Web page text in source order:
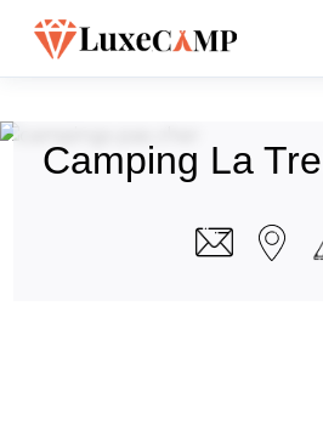
Camping La